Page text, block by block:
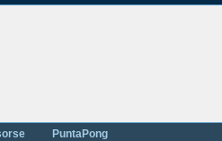
PuntaPong